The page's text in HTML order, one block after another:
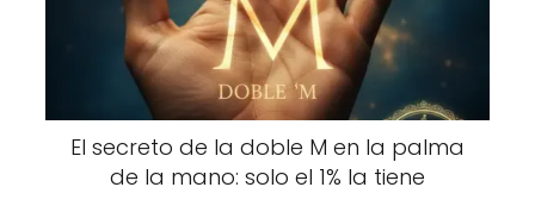
El secreto de la doble M en la palma
de la mano: solo el 1% la tiene